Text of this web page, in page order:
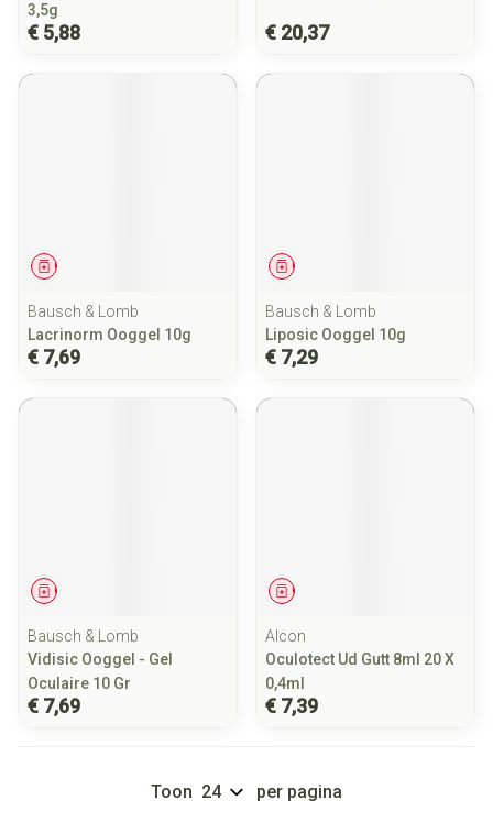
3,5g
€ 5,88 € 20,37
Geneesmiddel
Bausch & Lomb
Lacrinorm Ooggel 10g
€ 7,69
Geneesmiddel
Bausch & Lomb
Liposic Ooggel 10g
€ 7,29
Geneesmiddel
Bausch & Lomb
Vidisic Ooggel - Gel
Oculaire 10 Gr
€ 7,69
Geneesmiddel
Alcon
Oculotect Ud Gutt 8ml 20 X
0,4ml
€ 7,39
Toon per pagina